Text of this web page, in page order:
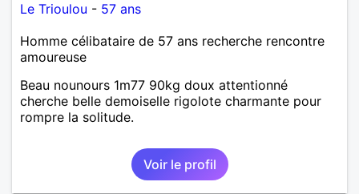
Le Trioulou - 57 ans
Homme célibataire de 57 ans recherche rencontre
amoureuse
Beau nounours 1m77 90kg doux attentionné
cherche belle demoiselle rigolote charmante pour
rompre la solitude.
Voir le profil